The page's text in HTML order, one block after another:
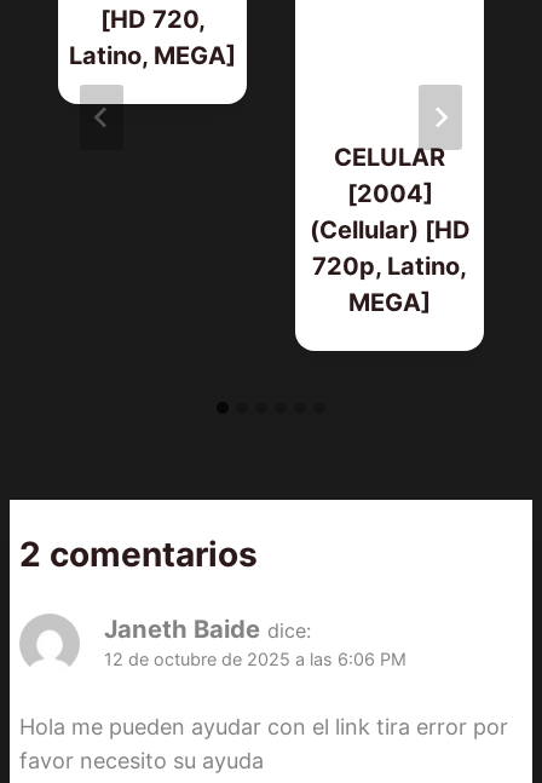
[HD 720,
Latino, MEGA]
CELULAR
[2004]
(Cellular) [HD
720p, Latino,
MEGA]
2 comentarios
Janeth Baide dice:
12 de octubre de 2025 a las 6:06 PM
Hola me pueden ayudar con el link tira error por
favor necesito su ayuda